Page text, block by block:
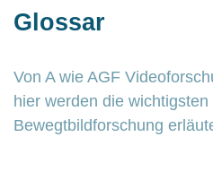
Glossar
Von A wie AGF
hier werden die
Bewegtbildforschung